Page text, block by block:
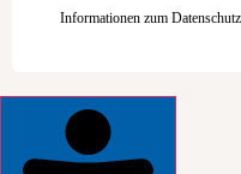
Informationen zum Datenschutz